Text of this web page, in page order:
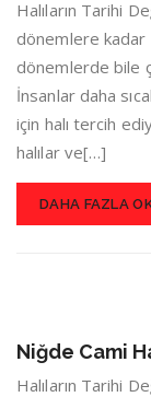
Halıların Tarihi
dönemlere kadar
dönemlerde bile
İnsanlar daha
için halı tercih
halılar ve[…]
DAHA FAZLA
Niğde Cami
Halıların Tarihi